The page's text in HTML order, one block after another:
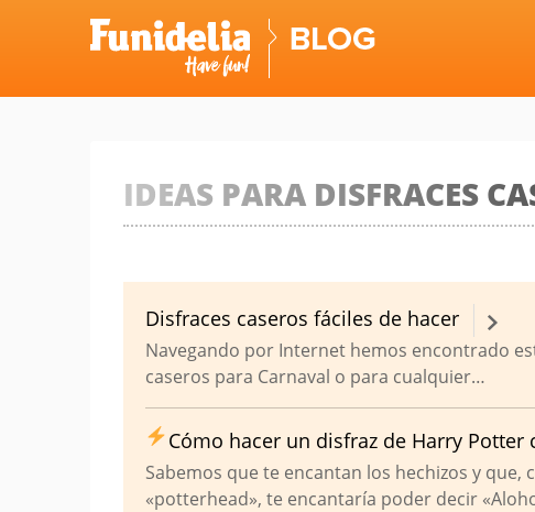
IDEAS PARA DISFRACES
Disfraces caseros fáciles de hacer
Navegando por Internet hemos encontrado
caseros para Carnaval o para cualquier…
Cómo hacer un disfraz de Harry Potter
Sabemos que te encantan los hechizos y que,
«potterhead», te encantaría poder decir